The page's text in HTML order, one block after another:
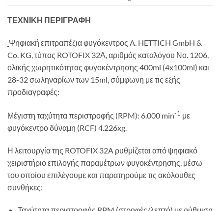
ΤΕΧΝΙΚΗ ΠΕΡΙΓΡΑΦΗ
Ψηφιακή επιτραπέζια φυγόκεντρος A. HETTICH GmbH &
Co. KG, τύπος ROTOFIX 32Α, αριθμός καταλόγου Νο. 1206,
ολικής χωρητικότητας φυγοκέντρησης 400ml (4x100ml) και
28-32 σωληναρίων των 15ml, σύμφωνη με τις εξής
προδιαγραφές:
Μέγιστη ταχύτητα περιστροφής (RPM): 6.000 min-1 με
φυγόκεντρο δύναμη (RCF) 4.226xg.
Η λειτουργία της ROTOFIX 32A ρυθμίζεται από ψηφιακό
χειριστήριο επιλογής παραμέτρων φυγοκέντρησης, μέσω
του οποίου επιλέγουμε και παρατηρούμε τις ακόλουθες
συνθήκες: